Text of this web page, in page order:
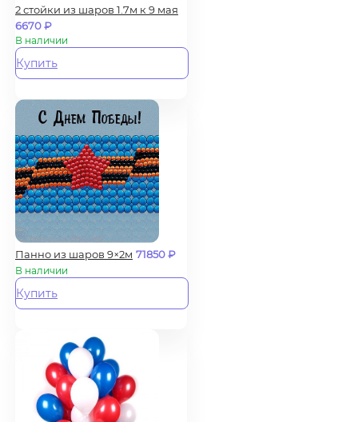
2 стойки из шаров 1.7м к 9 мая
6670₽
В наличии
Купить
Панно из шаров 9×2м 71850₽
В наличии
Купить